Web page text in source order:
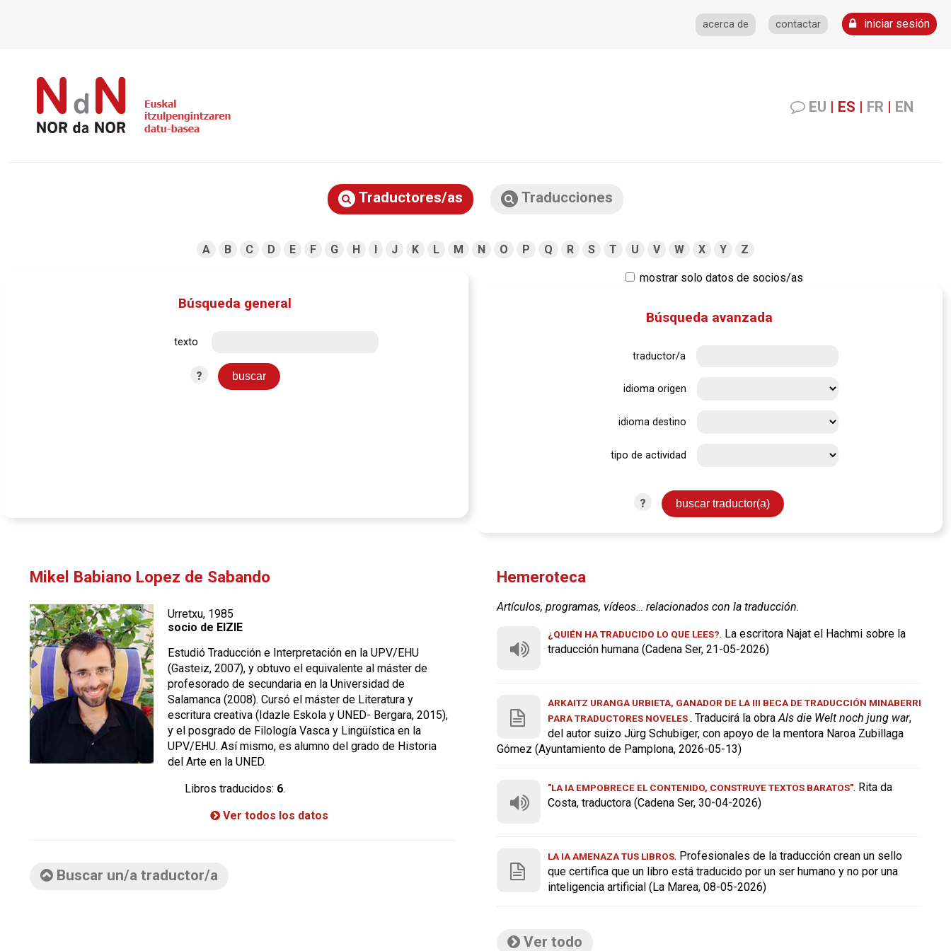
acerca de contactar iniciar sesión
EU | ES | FR | EN
Traductores/as Traducciones
A B C D E F G H I J K L M N O P Q R S T U V W X Y Z
mostrar solo datos de socios/as
Búsqueda general
texto
?
Búsqueda avanzada
traductor/a
idioma origen
idioma destino
tipo de actividad
?
Mikel Babiano Lopez de Sabando
Urretxu, 1985
socio de EIZIE
Estudió Traducción e Interpretación en la UPV/EHU
(Gasteiz, 2007), y obtuvo el equivalente al máster de
profesorado de secundaria en la Universidad de
Salamanca (2008). Cursó el máster de Literatura y
escritura creativa (Idazle Eskola y UNED- Bergara, 2015),
y el posgrado de Filología Vasca y Lingüística en la
UPV/EHU. Así mismo, es alumno del grado de Historia
del Arte en la UNED.
Libros traducidos: 6.
Ver todos los datos
Buscar un/a traductor/a
Hemeroteca
Artículos, programas, vídeos… relacionados con la traducción.
¿QUIÉN HA TRADUCIDO LO QUE LEES?. La escritora Najat el Hachmi sobre la
traducción humana (Cadena Ser, 21-05-2026)
ARKAITZ URANGA URBIETA, GANADOR DE LA III BECA DE TRADUCCIÓN MINABERRI
PARA TRADUCTORES NOVELES . Traducirá la obra Als die Welt noch jung war,
del autor suizo Jürg Schubiger, con apoyo de la mentora Naroa Zubillaga
Gómez (Ayuntamiento de Pamplona, 2026-05-13)
"LA IA EMPOBRECE EL CONTENIDO, CONSTRUYE TEXTOS BARATOS". Rita da
Costa, traductora (Cadena Ser, 30-04-2026)
LA IA AMENAZA TUS LIBROS. Profesionales de la traducción crean un sello
que certifica que un libro está traducido por un ser humano y no por una
inteligencia artificial (La Marea, 08-05-2026)
Ver todo